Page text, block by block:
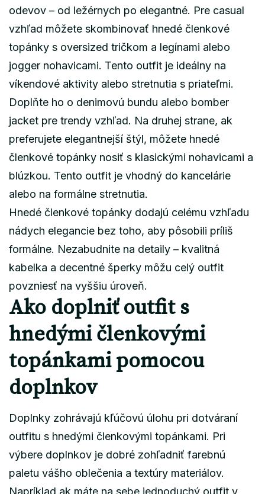
odevov – od ležérnych po elegantné. Pre casual
vzhľad môžete skombinovať hnedé členkové
topánky s oversized tričkom a legínami alebo
jogger nohavicami. Tento outfit je ideálny na
víkendové aktivity alebo stretnutia s priateľmi.
Doplňte ho o denimovú bundu alebo bomber
jacket pre trendy vzhľad. Na druhej strane, ak
preferujete elegantnejší štýl, môžete hnedé
členkové topánky nosiť s klasickými nohavicami a
blúzkou. Tento outfit je vhodný do kancelárie
alebo na formálne stretnutia.
Hnedé členkové topánky dodajú celému vzhľadu
nádych elegancie bez toho, aby pôsobili príliš
formálne. Nezabudnite na detaily – kvalitná
kabelka a decentné šperky môžu celý outfit
povzniesť na vyššiu úroveň.
Ako doplniť outfit s
hnedými členkovými
topánkami pomocou
doplnkov
Doplnky zohrávajú kľúčovú úlohu pri dotváraní
outfitu s hnedými členkovými topánkami. Pri
výbere doplnkov je dobré zohľadniť farebnú
paletu vášho oblečenia a textúry materiálov.
Napríklad ak máte na sebe jednoduchý outfit v